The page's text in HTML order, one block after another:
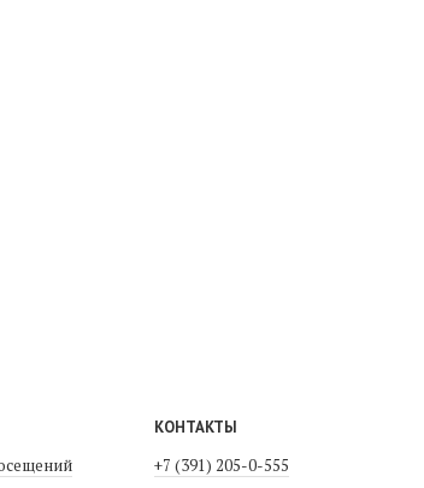
КОНТАКТЫ
+7 (391) 205-0-555